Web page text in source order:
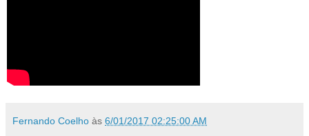
Fernando Coelho às 6/01/2017 02:25:00 AM